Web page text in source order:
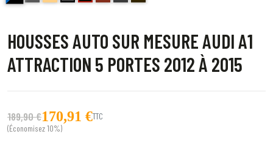
HOUSSES AUTO SUR MESURE AUDI A1
ATTRACTION 5 PORTES 2012 À 2015
189,90 €170,91 €TTC
(Économisez 10%)